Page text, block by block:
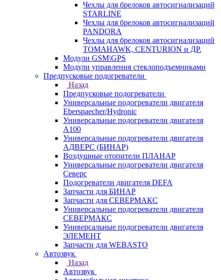
Чехлы для брелоков автосигнализаций
STARLINE
Чехлы для брелоков автосигнализаций
PANDORA
Чехлы для брелоков автосигнализаций
TOMAHAWK, CENTURION и ДР.
Модули GSM\GPS
Модули управления стеклоподъемниками
Предпусковые подогреватели
Назад
Предпусковые подогреватели
Универсальные подогреватели двигателя
Eberspaecher/Hydronic
Универсальные подогреватели двигателя
A100
Универсальные подогреватели двигателя
АДВЕРС (БИНАР)
Воздушные отопители ПЛАНАР
Универсальные подогреватели двигателя
Северс
Подогреватели двигателя DEFA
Запчасти для БИНАР
Запчасти для СЕВЕРМАКС
Универсальные подогреватели двигателя
СЕВЕРМАКС
Универсальные подогреватели двигателя
ЭЛЕМЕНТ
Запчасти для WEBASTO
Автозвук
Назад
Автозвук